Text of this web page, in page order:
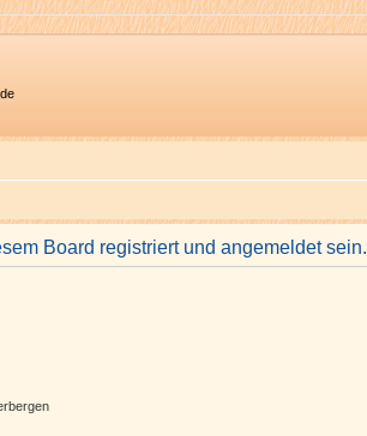
Board registriert und angemeldet sein.